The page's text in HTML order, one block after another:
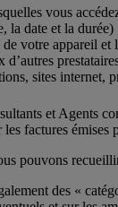
vous
la date et la
votre
sites
et Agents
factures émises
pouvons
des «